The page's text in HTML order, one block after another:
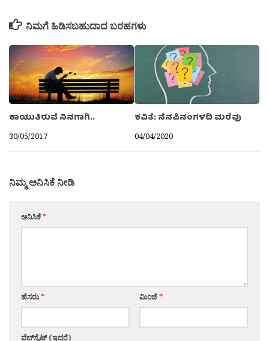
ನಿಮಗೆ ಹಿಡಿಸಬಹುದಾದ ಬರಹಗಳು
ಕಾಯುತಿರುವೆ ನಿನಗಾಗಿ..
30/05/2017
ಕವಿತೆ: ನೆನಪಿನಂಗಳದಿ ಮರೆವು
04/04/2020
ನಿಮ್ಮ ಅನಿಸಿಕೆ ನೀಡಿ
ಅನಿಸಿಕೆ*
ಹೆಸರು* ಮಿಂಚೆ*
ವೆಬ್‌ಸೈಟ್ (ಇದ್ದರೆ)